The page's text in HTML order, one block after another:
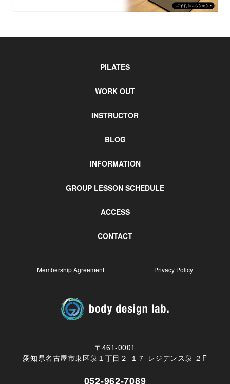
PILATES
WORK OUT
INSTRUCTOR
BLOG
INFORMATION
GROUP LESSON SCHEDULE
ACCESS
CONTACT
Membership Agreement Privacy Policy
〒461-0001
愛知県名古屋市東区泉１丁目２-１７ レジデンス泉 ２F
052-962-7089